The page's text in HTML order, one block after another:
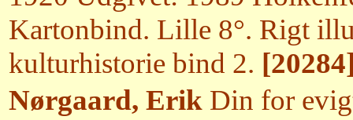
Kartonbind. Lille 8°. Rigt
kulturhistorie bind 2.
Nørgaard, Erik Din for